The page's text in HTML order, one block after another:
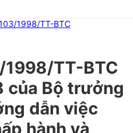
1998/TT-BTC
TT-BTC
của Bộ trưởng
dẫn việc
hành và